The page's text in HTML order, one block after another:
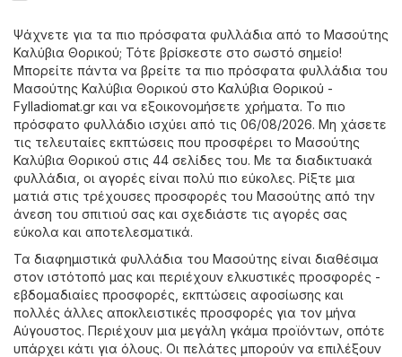
Ψάχνετε για τα πιο πρόσφατα φυλλάδια από το Μασούτης
Καλύβια Θορικού; Τότε βρίσκεστε στο σωστό σημείο!
Μπορείτε πάντα να βρείτε τα πιο πρόσφατα φυλλάδια του
Μασούτης Καλύβια Θορικού στο Καλύβια Θορικού -
Fylladiomat.gr και να εξοικονομήσετε χρήματα. Το πιο
πρόσφατο φυλλάδιο ισχύει από τις 06/08/2026. Μη χάσετε
τις τελευταίες εκπτώσεις που προσφέρει το Μασούτης
Καλύβια Θορικού στις 44 σελίδες του. Με τα διαδικτυακά
φυλλάδια, οι αγορές είναι πολύ πιο εύκολες. Ρίξτε μια
ματιά στις τρέχουσες προσφορές του Μασούτης από την
άνεση του σπιτιού σας και σχεδιάστε τις αγορές σας
εύκολα και αποτελεσματικά.
Τα διαφημιστικά φυλλάδια του Μασούτης είναι διαθέσιμα
στον ιστότοπό μας και περιέχουν ελκυστικές προσφορές -
εβδομαδιαίες προσφορές, εκπτώσεις αφοσίωσης και
πολλές άλλες αποκλειστικές προσφορές για τον μήνα
Αύγουστος. Περιέχουν μια μεγάλη γκάμα προϊόντων, οπότε
υπάρχει κάτι για όλους. Οι πελάτες μπορούν να επιλέξουν